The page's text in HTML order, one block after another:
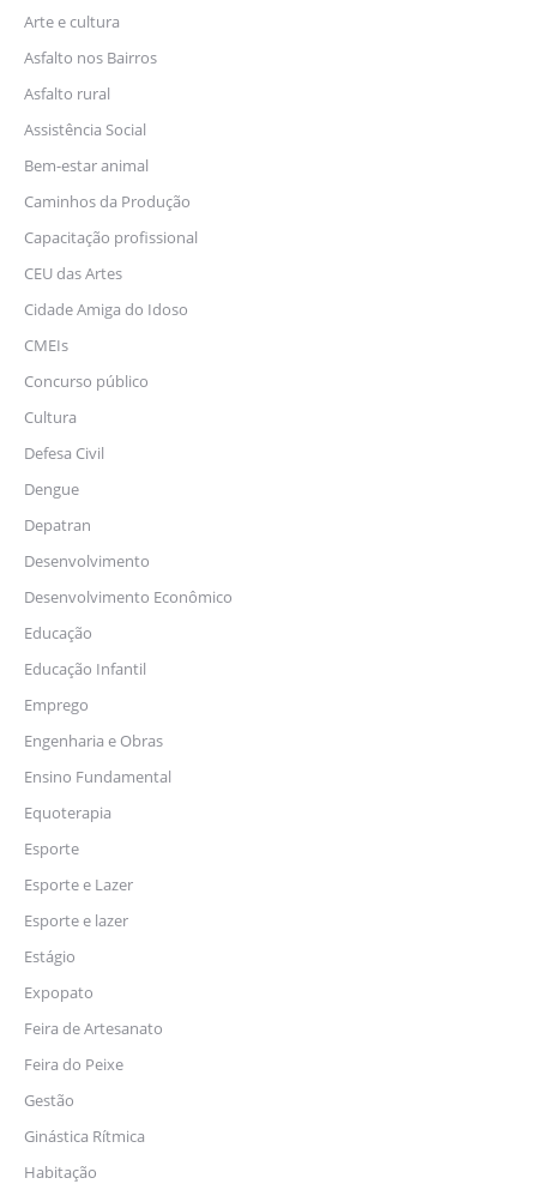
Arte e cultura
Asfalto nos Bairros
Asfalto rural
Assistência Social
Bem-estar animal
Caminhos da Produção
Capacitação profissional
CEU das Artes
Cidade Amiga do Idoso
CMEIs
Concurso público
Cultura
Defesa Civil
Dengue
Depatran
Desenvolvimento
Desenvolvimento Econômico
Educação
Educação Infantil
Emprego
Engenharia e Obras
Ensino Fundamental
Equoterapia
Esporte
Esporte e Lazer
Esporte e lazer
Estágio
Expopato
Feira de Artesanato
Feira do Peixe
Gestão
Ginástica Rítmica
Habitação